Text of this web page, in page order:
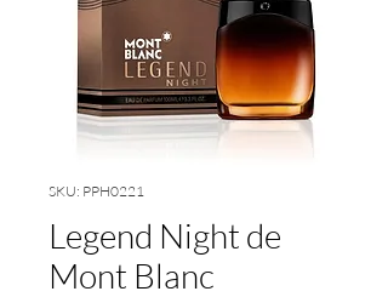
SKU: PPH0221
Legend Night de
Mont Blanc